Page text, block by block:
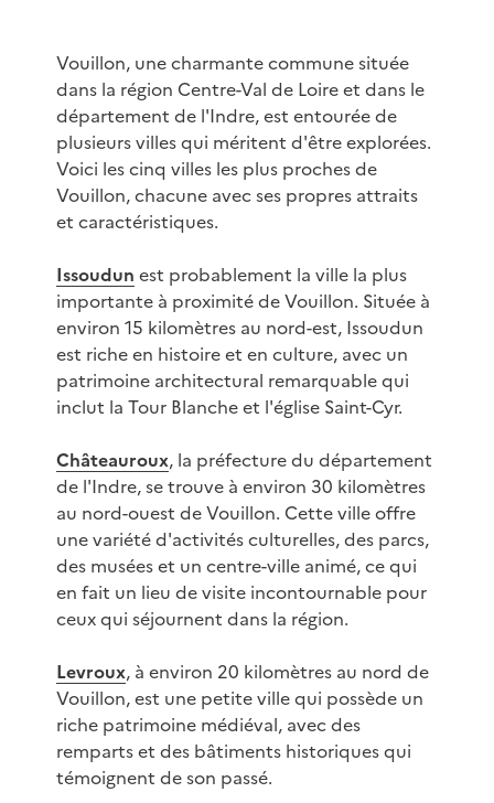
Vouillon, une charmante commune située
dans la région Centre-Val de Loire et dans le
département de l'Indre, est entourée de
plusieurs villes qui méritent d'être explorées.
Voici les cinq villes les plus proches de
Vouillon, chacune avec ses propres attraits
et caractéristiques.
Issoudun est probablement la ville la plus
importante à proximité de Vouillon. Située à
environ 15 kilomètres au nord-est, Issoudun
est riche en histoire et en culture, avec un
patrimoine architectural remarquable qui
inclut la Tour Blanche et l'église Saint-Cyr.
Châteauroux, la préfecture du département
de l'Indre, se trouve à environ 30 kilomètres
au nord-ouest de Vouillon. Cette ville offre
une variété d'activités culturelles, des parcs,
des musées et un centre-ville animé, ce qui
en fait un lieu de visite incontournable pour
ceux qui séjournent dans la région.
Levroux, à environ 20 kilomètres au nord de
Vouillon, est une petite ville qui possède un
riche patrimoine médiéval, avec des
remparts et des bâtiments historiques qui
témoignent de son passé.